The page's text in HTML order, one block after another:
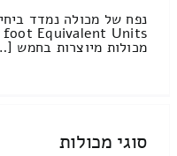
foot Equivalent Units
מכולות מיוצרות בחמש
סוגי מכולות